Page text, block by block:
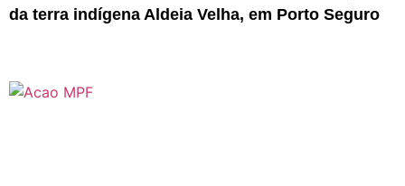
da terra indígena Aldeia Velha, em Porto Seguro